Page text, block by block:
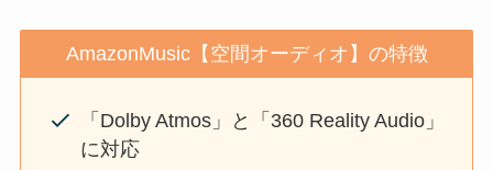
AmazonMusic【空間オーディオ】の特徴
「Dolby Atmos」と「360 Reality Audio」
に対応